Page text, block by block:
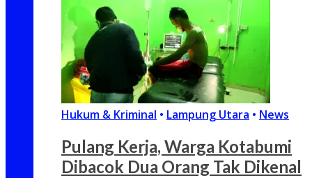
Hukum & Kriminal • Lampung Utara • News
Pulang Kerja, Warga Kotabumi
Dibacok Dua Orang Tak Dikenal